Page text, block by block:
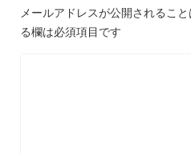
メールアドレスが公開されること
る欄は必須項目です